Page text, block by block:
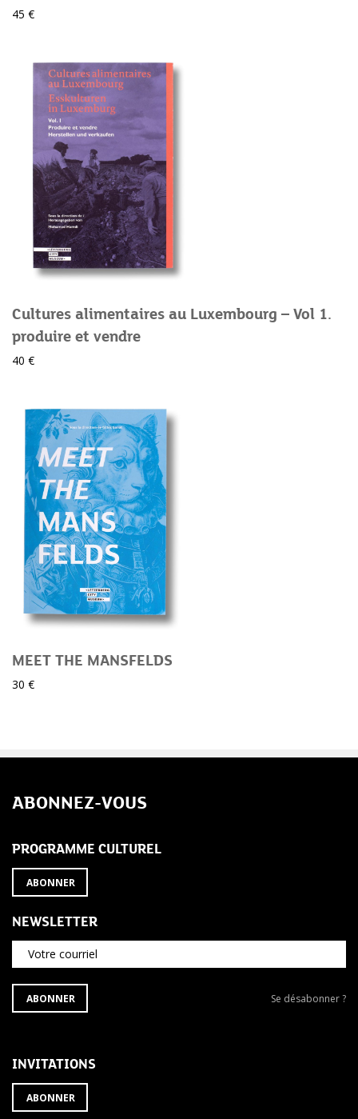
45 €
Cultures alimentaires au Luxembourg – Vol 1.
produire et vendre
40 €
MEET THE MANSFELDS
30 €
ABONNEZ-VOUS
PROGRAMME CULTUREL
ABONNER
NEWSLETTER
Votre courriel
S'ABONNER
À
ABONNER
Se
Se désabonner ?
INVITATIONS
ABONNER